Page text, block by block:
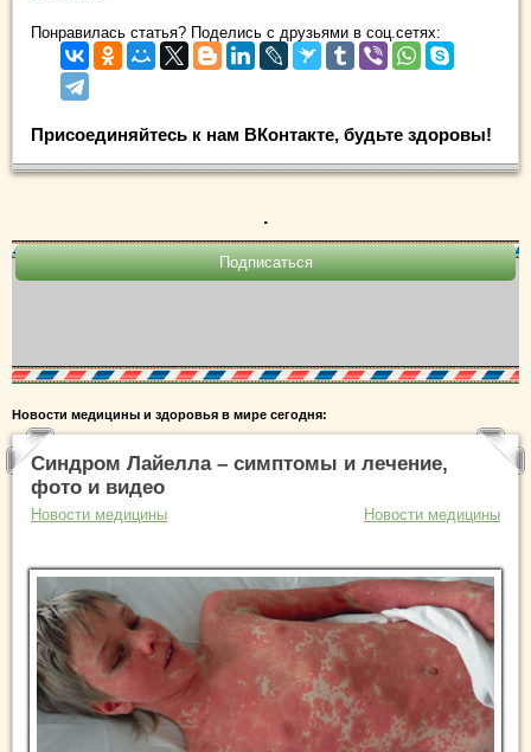
Понравилась статья? Поделись с друзьями в соц.сетях:
Присоединяйтесь к нам ВКонтакте, будьте здоровы!
.
Новости медицины и здоровья в мире сегодня:
Синдром Лайелла – симптомы и лечение,
фото и видео
Новости медицины Новости медицины